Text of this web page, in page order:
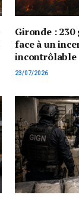
Gironde :
face à un
incontrôlable
23/07/2026